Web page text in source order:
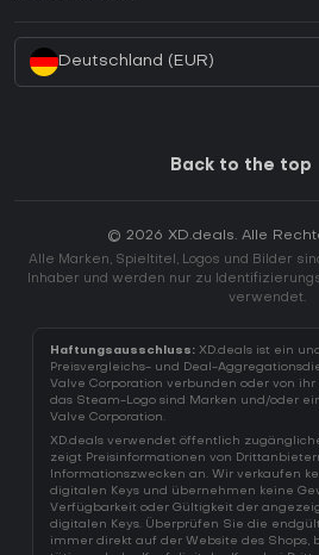
Deutschland (EUR)
Back to the top
© 2026 XD.deals. Alle
Alle Marken, Spieltitel, Logos und Bilder
Inhaber und werden nur zu
verwendet.
Haftungsausschluss: XD.deals ist ein
Preisvergleichs- und Deal-
Valve Corporation verbunden oder von
das Steam-Logo sind Marken und/oder
Valve Corporation.
XD.deals verwendet öffentlich
zeigt Preisinformationen von
Informationszwecken an. Wir verkaufen
digitalen Keys und übernehmen keine
Verfügbarkeit oder Gültigkeit der
digitalen Keys. Überprüfen Sie die
immer direkt auf der Website des Shops,